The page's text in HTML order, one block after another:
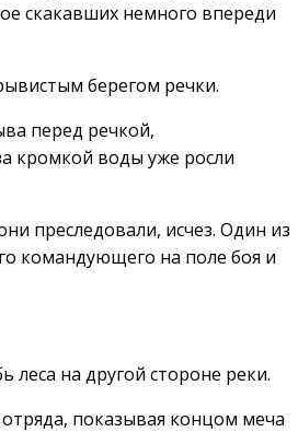
скакавших немного впереди
берегом речки.
перед речкой,
кромкой воды уже росли
преследовали, исчез. Один из
командующего на поле боя и
леса на другой стороне реки.
показывая концом меча